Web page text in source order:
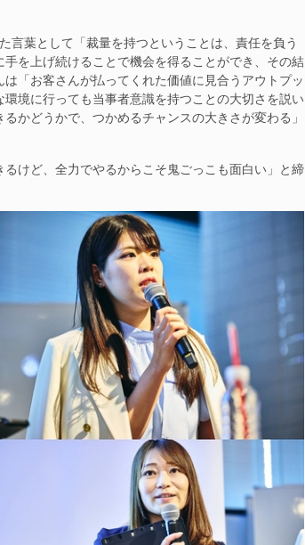
葉として「裁量を持つということは、責任を負う
を上げ続けることで機会を得ることができ、その結
「お客さんが払ってくれた価値に見合うアウトプッ
境に行っても当事者意識を持つことの大切さを説い
かどうかで、つかめるチャンスの大きさが変わる」
けど、全力でやるからこそ鬼ごっこも面白い」と締